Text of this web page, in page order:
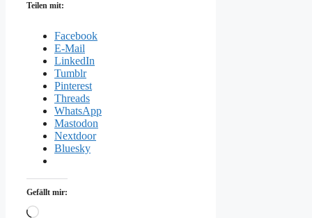
Teilen mit:
Facebook
E-Mail
LinkedIn
Tumblr
Pinterest
Threads
WhatsApp
Mastodon
Nextdoor
Bluesky
Gefällt mir:
Wird